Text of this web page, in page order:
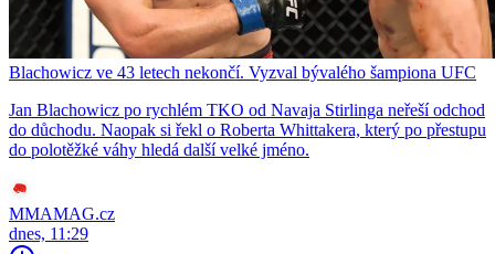
Blachowicz ve 43 letech nekončí. Vyzval bývalého šampiona UFC
Jan Blachowicz po rychlém TKO od Navaja Stirlinga neřeší odchod
do důchodu. Naopak si řekl o Roberta Whittakera, který po přestupu
do polotěžké váhy hledá další velké jméno.
MMAMAG.cz
dnes, 11:29